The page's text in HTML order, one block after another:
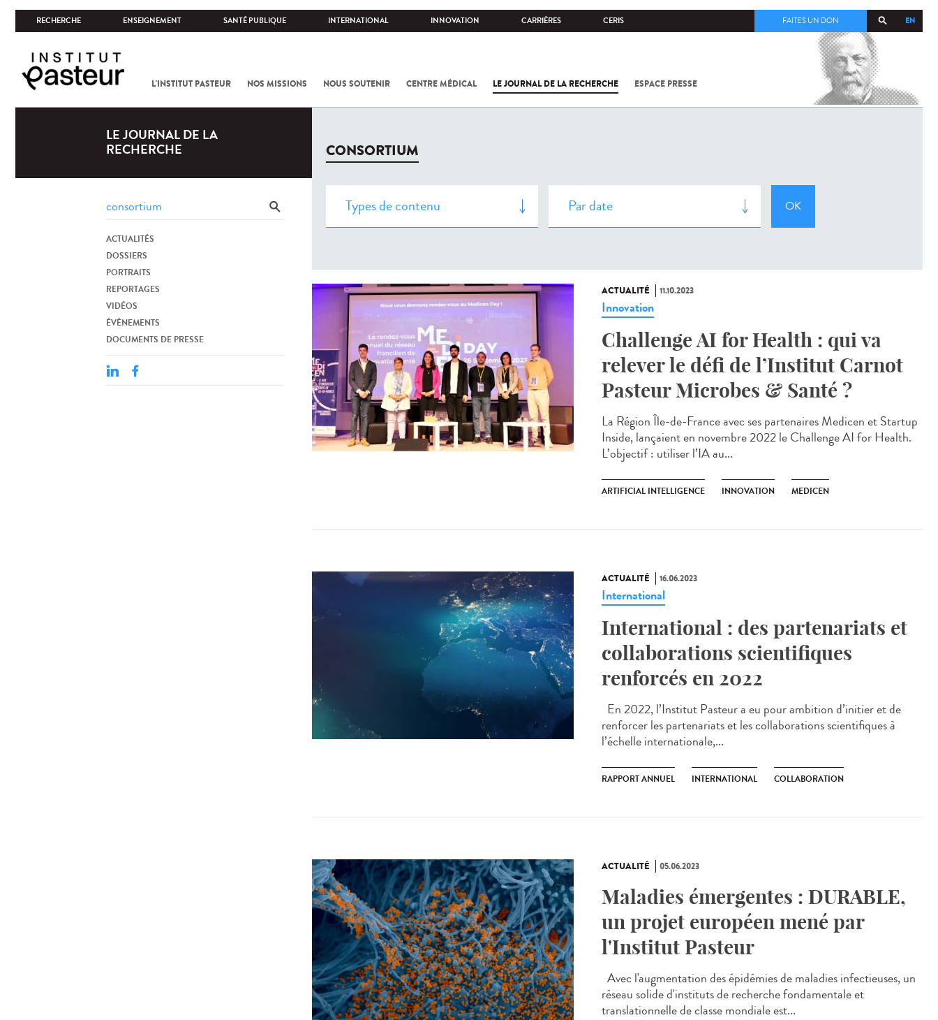
RECHERCHE ENSEIGNEMENT SANTÉ PUBLIQUE INTERNATIONAL INNOVATION CARRIÈRES CERIS EN
FAITES UN DON
L'INSTITUT PASTEUR NOS MISSIONS NOUS SOUTENIR CENTRE MÉDICAL LE JOURNAL DE LA RECHERCHE ESPACE PRESSE
COV-2 /
LE JOURNAL DE LA
RECHERCHE
ACTUALITÉS
DOSSIERS
PORTRAITS
REPORTAGES
VIDÉOS
ÉVÉNEMENTS
DOCUMENTS DE PRESSE
CONSORTIUM
ACTUALITÉ 11.10.2023
Innovation
Challenge AI for Health : qui va
relever le défi de l’Institut Carnot
Pasteur Microbes & Santé ?
La Région Île-de-France avec ses partenaires Medicen et Startup
Inside, lançaient en novembre 2022 le Challenge AI for Health.
L’objectif : utiliser l’IA au...
ARTIFICIAL INTELLIGENCE INNOVATION MEDICEN
ACTUALITÉ 16.06.2023
International
International : des partenariats et
collaborations scientifiques
renforcés en 2022
En 2022, l’Institut Pasteur a eu pour ambition d’initier et de
renforcer les partenariats et les collaborations scientifiques à
l’échelle internationale,...
RAPPORT ANNUEL INTERNATIONAL COLLABORATION
ACTUALITÉ 05.06.2023
Maladies émergentes : DURABLE,
un projet européen mené par
l'Institut Pasteur
Avec l'augmentation des épidémies de maladies infectieuses, un
réseau solide d'instituts de recherche fondamentale et
translationnelle de classe mondiale est...